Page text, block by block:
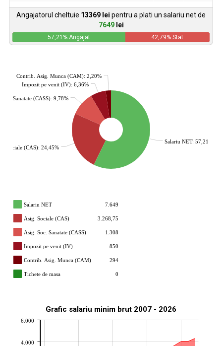
Angajatorul cheltuie 13369 lei pentru a plati un salariu net de
7649 lei
57,21 % Angajat 42,79% Stat
Salariu NET: 57,21%
Sociale (CAS): 24,45%
Sanatate (CASS): 9,78%
Impozit pe venit (IV): 6,36%
Contrib. Asig. Munca (CAM): 2,20%
Salariu NET 7.649
Asig. Sociale (CAS) 3.268,75
Asig. Soc. Sanatate (CASS) 1.308
Impozit pe venit (IV) 850
Contrib. Asig. Munca (CAM) 294
Tichete de masa 0
Grafic salariu minim brut 2007 - 2026
4.000
6.000